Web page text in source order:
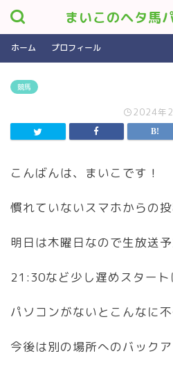
まいこのヘタ馬
ホーム プロフィール
競馬
2024年
こんばんは、まいこです！
慣れていないスマホからの
明日は木曜日なので生放送予
21:30など少し遅めスタート
パソコンがないとこんなに
今後は別の場所へのバック